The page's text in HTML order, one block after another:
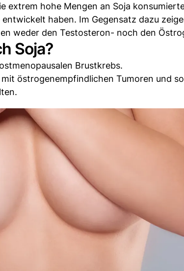
extrem hohe Mengen an Soja
haben. Im Gegensatz dazu
weder den Testosteron- noch den
Soja?
Brustkrebs.
östrogenempfindlichen Tumoren und